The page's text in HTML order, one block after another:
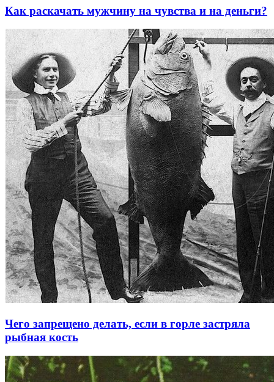
Как раскачать мужчину на чувства и на деньги?
Чего запрещено делать, если в горле застряла
рыбная кость